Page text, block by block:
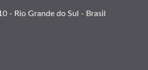
- Rio Grande do Sul - Brasil